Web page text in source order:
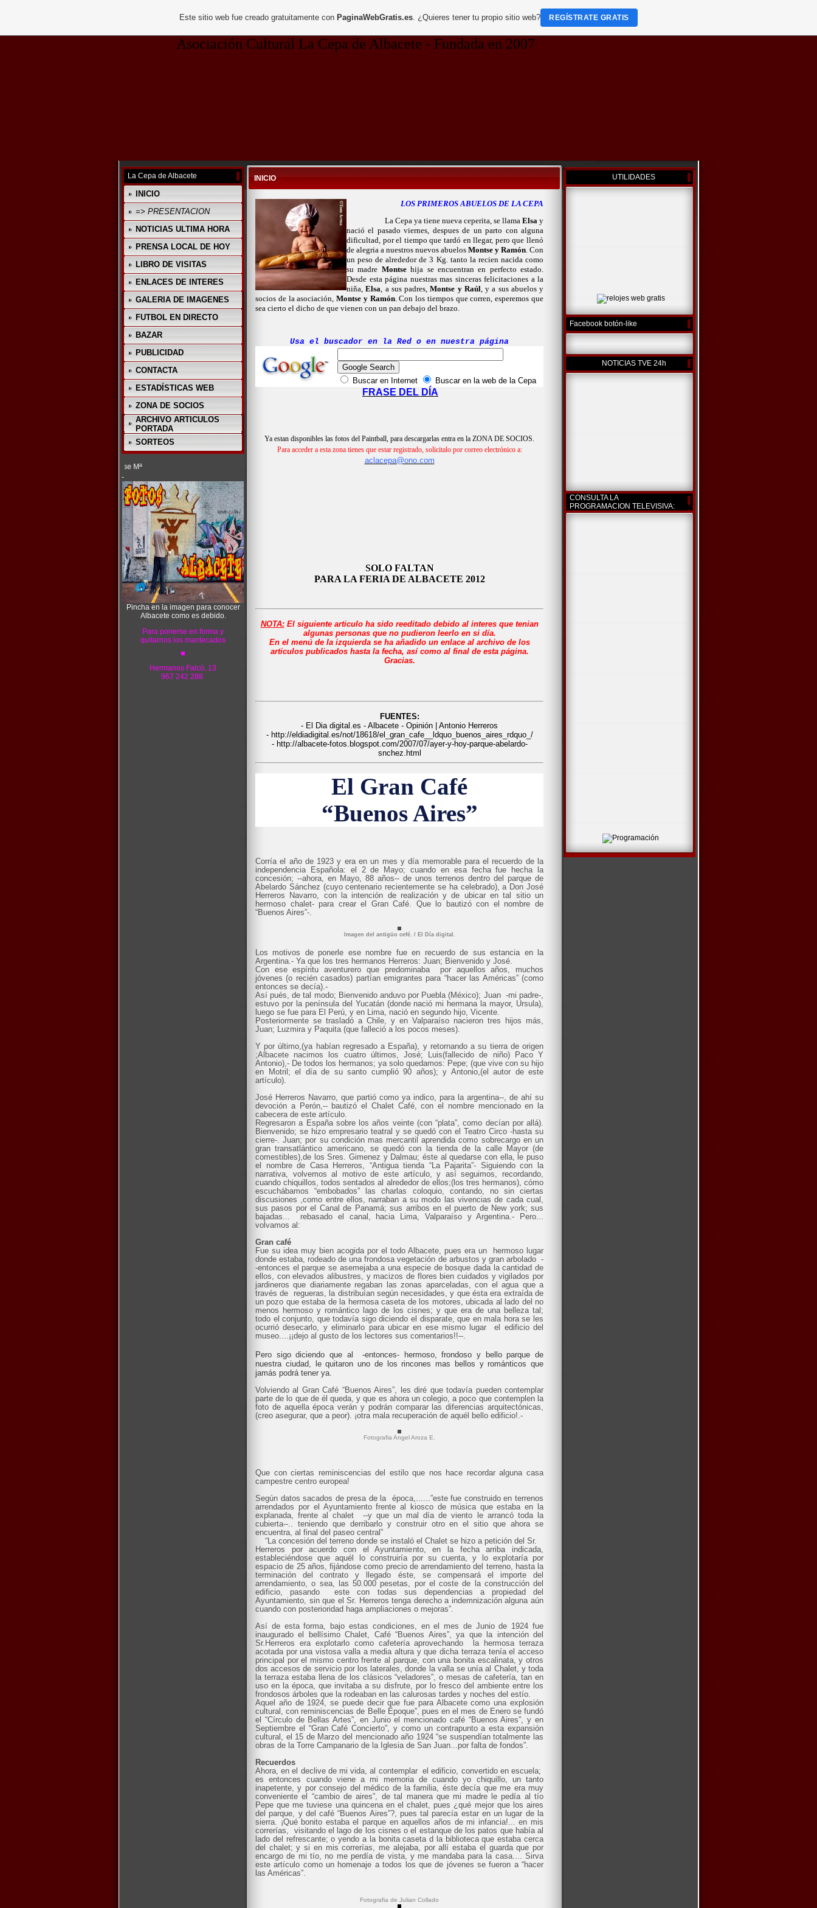
Asociación Cultural La Cepa de Albacete - Fundada en 2007
La Cepa de Albacete
INICIO
=> PRESENTACION
NOTICIAS ULTIMA HORA
PRENSA LOCAL DE HOY
LIBRO DE VISITAS
ENLACES DE INTERES
GALERIA DE IMAGENES
FUTBOL EN DIRECTO
BAZAR
PUBLICIDAD
CONTACTA
ESTADÍSTICAS WEB
ZONA DE SOCIOS
ARCHIVO ARTICULOS
PORTADA
SORTEOS
-
Pincha en la imagen para conocer
Albacete como es debido.
Para ponerse en forma y
quitarnos los mantecados
Hermanos Falcó, 13
967 242 288
INICIO
LOS PRIMEROS ABUELOS DE LA CEPA
La Cepa ya tiene nueva ceperita, se llama Elsay
nació el pasado viernes, despues de un parto con alguna
dificultad, por el tiempo que tardó en llegar, pero que llenó
de alegria a nuestros nuevos abuelos Montse y Ramón. Con
un peso de alrededor de 3 Kg. tanto la recien nacida como
su madre Montsehija se encuentran en perfecto estado.
Desde esta página nuestras mas sinceras felicitaciones a la
niña,Elsa, a sus padres,Montse y Raúl, y a sus abuelos y
socios de la asociación,Montse y Ramón. Con los tiempos que corren, esperemos que
sea cierto el dicho de que vienen con un pan debajo del brazo.
Usa el buscador en la Red o en nuestra página
Buscar en Internet Buscar en la web de la Cepa
FRASE DEL DÍA
Ya estan disponibles las fotos del Paintball, para descargarlas entra en la ZONA DE SOCIOS.
Para acceder a esta zona tienes que estar registrado, solicitalo por correo electrónico a:
aclacepa@ono.com
SOLO FALTAN
PARA LA FERIA DE ALBACETE 2012
NOTA:El siguiente articulo ha sido reeditado debido al interes que tenian
algunas personas que no pudieron leerlo en si día.
En el menú de la izquierda se ha añadido un enlace al archivo de los
articulos publicados hasta la fecha, así como al final de esta página.
Gracias.
FUENTES:
- El Dia digital.es - Albacete - Opinión | Antonio Herreros
- http://eldiadigital.es/not/18618/el_gran_cafe__ldquo_buenos_aires_rdquo_/
- http://albacete-fotos.blogspot.com/2007/07/ayer-y-hoy-parque-abelardo-
snchez.html
El Gran Café
“Buenos Aires”
Corría el año de 1923 y era en un mes y día memorable para el recuerdo de la
independencia Española: el 2 de Mayo; cuando en esa fecha fue hecha la
concesión; --ahora, en Mayo, 88 años-- de unos terrenos dentro del parque de
Abelardo Sánchez (cuyo centenario recientemente se ha celebrado), a Don José
Herreros Navarro, con la intención de realización y de ubicar en tal sitio un
hermoso chalet- para crear el Gran Café. Que lo bautizó con el nombre de
“Buenos Aires”-.
Imagen del antigüo cefé. / El Día digital.
Los motivos de ponerle ese nombre fue en recuerdo de sus estancia en la
Argentina.- Ya que los tres hermanos Herreros: Juan; Bienvenido y José.
Con ese espíritu aventurero que predominaba por aquellos años, muchos
jóvenes (o recién casados) partían emigrantes para “hacer las Américas” (como
entonces se decía).-
Así pués, de tal modo; Bienvenido anduvo por Puebla (México); Juan -mi padre-,
estuvo por la península del Yucatán (donde nació mi hermana la mayor, Ursula),
luego se fue para El Perú, y en Lima, nació en segundo hijo, Vicente.
Posteriormente se trasladó a Chile, y en Valparaíso nacieron tres hijos más,
Juan; Luzmira y Paquita (que falleció a los pocos meses).
Y por último,(ya habían regresado a España), y retornando a su tierra de origen
;Albacete nacimos los cuatro últimos, José; Luis(fallecido de niño) Paco Y
Antonio),- De todos los hermanos; ya solo quedamos: Pepe; (que vive con su hijo
en Motril; el día de su santo cumplió 90 años); y Antonio,(el autor de este
artículo).
José Herreros Navarro, que partió como ya indico, para la argentina--, de ahí su
devoción a Perón,-- bautizó el Chalet Café, con el nombre mencionado en la
cabecera de este artículo.
Regresaron a España sobre los años veinte (con “plata”, como decían por allá).
Bienvenido; se hizo empresario teatral y se quedó con el Teatro Circo -hasta su
cierre-. Juan; por su condición mas mercantil aprendida como sobrecargo en un
gran transatlántico americano, se quedó con la tienda de la calle Mayor (de
comestibles),de los Sres. Gimenez y Dalmau; éste al quedarse con ella, le puso
el nombre de Casa Herreros, “Antigua tienda “La Pajarita”- Siguiendo con la
narrativa, volvemos al motivo de este artículo, y así seguimos, recordando,
cuando chiquillos, todos sentados al alrededor de ellos;(los tres hermanos), cómo
escuchábamos “embobados” las charlas coloquio, contando, no sin ciertas
discusiones ,como entre ellos, narraban a su modo las vivencias de cada cual,
sus pasos por el Canal de Panamá; sus arribos en el puerto de New york; sus
bajadas... rebasado el canal, hacia Lima, Valparaíso y Argentina.- Pero...
volvamos al:
Gran café
Fue su idea muy bien acogida por el todo Albacete, pues era un hermoso lugar
donde estaba, rodeado de una frondosa vegetación de arbustos y gran arbolado -
-entonces el parque se asemejaba a una especie de bosque dada la cantidad de
ellos, con elevados alibustres, y macizos de flores bien cuidados y vigilados por
jardineros que diariamente regaban las zonas aparceladas, con el agua que a
través de regueras, la distribuían según necesidades, y que ésta era extraída de
un pozo que estaba de la hermosa caseta de los motores, ubicada al lado del no
menos hermoso y romántico lago de los cisnes; y que era de una belleza tal;
todo el conjunto, que todavía sigo diciendo el disparate, que en mala hora se les
ocurrió desecarlo, y eliminarlo para ubicar en ese mismo lugar el edificio del
museo....¡¡dejo al gusto de los lectores sus comentarios!!--.
Pero sigo diciendo que al -entonces- hermoso, frondoso y bello parque de
nuestra ciudad, le quitaron uno de los rincones mas bellos y románticos que
jamás podrá tener ya.
Volviendo al Gran Café “Buenos Aires”, les diré que todavía pueden contemplar
parte de lo que de él queda, y que es ahora un colegio, a poco que contemplen la
foto de aquella época verán y podrán comparar las diferencias arquitectónicas,
(creo asegurar, que a peor). ¡otra mala recuperación de aquél bello edificio!.-
Fotografia Angel Aroza E.
Que con ciertas reminiscencias del estilo que nos hace recordar alguna casa
campestre centro europea!
Según datos sacados de presa de la época,......”este fue construido en terrenos
arrendados por el Ayuntamiento frente al kiosco de música que estaba en la
explanada, frente al chalet --y que un mal día de viento le arrancó toda la
cubierta--.. teniendo que derribarlo y construir otro en el sitio que ahora se
encuentra, al final del paseo central”
“La concesión del terreno donde se instaló el Chalet se hizo a petición del Sr.
Herreros por acuerdo con el Ayuntamiento, en la fecha arriba indicada,
estableciéndose que aquél lo construiría por su cuenta, y lo explotaría por
espacio de 25 años, fijándose como precio de arrendamiento del terreno, hasta la
terminación del contrato y llegado éste, se compensará el importe del
arrendamiento, o sea, las 50.000 pesetas, por el coste de la construcción del
edificio, pasando este con todas sus dependencias a propiedad del
Ayuntamiento, sin que el Sr. Herreros tenga derecho a indemnización alguna aún
cuando con posterioridad haga ampliaciones o mejoras”.
Así de esta forma, bajo estas condiciones, en el mes de Junio de 1924 fue
inaugurado el bellísimo Chalet, Café “Buenos Aires”, ya que la intención del
Sr.Herreros era explotarlo como cafetería aprovechando la hermosa terraza
acotada por una vistosa valla a media altura y que dicha terraza tenía el acceso
principal por el mismo centro frente al parque, con una bonita escalinata, y otros
dos accesos de servicio por los laterales, donde la valla se unía al Chalet, y toda
la terraza estaba llena de los clásicos “veladores”, o mesas de cafetería, tan en
uso en la época, que invitaba a su disfrute, por lo fresco del ambiente entre los
frondosos árboles que la rodeaban en las calurosas tardes y noches del estío.
Aquel año de 1924, se puede decir que fue para Albacete como una explosión
cultural, con reminiscencias de Belle Ëpoque”, pues en el mes de Enero se fundó
el “Círculo de Bellas Artes”, en Junio el mencionado café “Buenos Aires”, y en
Septiembre el “Gran Café Concierto”, y como un contrapunto a esta expansión
cultural, el 15 de Marzo del mencionado año 1924 “se suspendían totalmente las
obras de la Torre Campanario de la Iglesia de San Juan...por falta de fondos”.
Recuerdos
Ahora, en el declive de mi vida, al contemplar el edificio, convertido en escuela;
es entonces cuando viene a mi memoria de cuando yo chiquillo, un tanto
inapetente, y por consejo del médico de la familia, éste decía que me era muy
conveniente el “cambio de aires”, de tal manera que mi madre le pedía al tío
Pepe que me tuviese una quincena en el chalet, pues ¿qué mejor que los aires
del parque, y del café “Buenos Aires”?, pues tal parecía estar en un lugar de la
sierra. ¡Qué bonito estaba el parque en aquellos años de mi infancia!... en mis
correrías, visitando el lago de los cisnes o el estanque de los patos que había al
lado del refrescante; o yendo a la bonita caseta d la biblioteca que estaba cerca
del chalet; y si en mis correrías, me alejaba, por allí estaba el guarda que por
encargo de mi tío, no me perdía de vista, y me mandaba para la casa.... Sirva
este artículo como un homenaje a todos los que de jóvenes se fueron a “hacer
las Américas”.
Fotografia de Julian Collado
UTILIDADES
Facebook botón-like
NOTICIAS TVE 24h
CONSULTA LA
PROGRAMACION TELEVISIVA:
Este sitio web fue creado gratuitamente con PaginaWebGratis.es. ¿Quieres tener tu propio sitio web? REGÍSTRATE GRATIS